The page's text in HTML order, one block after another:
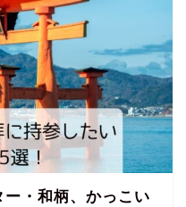
・和柄、かっこい